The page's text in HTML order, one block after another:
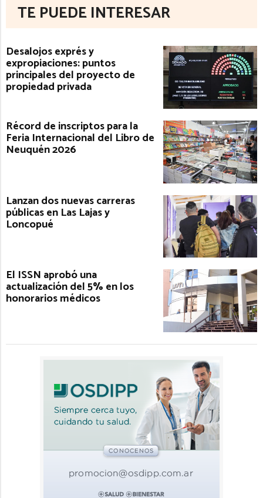
TE PUEDE INTERESAR
Desalojos exprés y
expropiaciones: puntos
principales del proyecto de
propiedad privada
Récord de inscriptos para la
Feria Internacional del Libro de
Neuquén 2026
Lanzan dos nuevas carreras
públicas en Las Lajas y
Loncopué
El ISSN aprobó una
actualización del 5% en los
honorarios médicos